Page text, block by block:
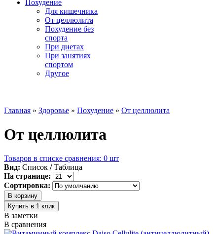
Похудение
Для кишечника
От целлюлита
Похудение без
спорта
При диетах
При занятиях
спортом
Другое
Главная » Здоровье » Похудение » От целлюлита
От целлюлита
Товаров в списке сравнения: 0 шт
Вид: Список /Таблица
На странице:
Сортировка:
В заметки
В сравнения